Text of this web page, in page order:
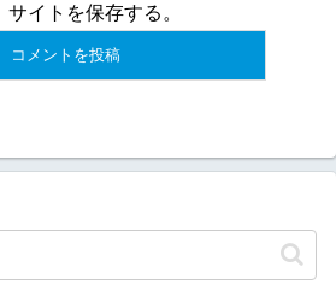
イトを保存する。